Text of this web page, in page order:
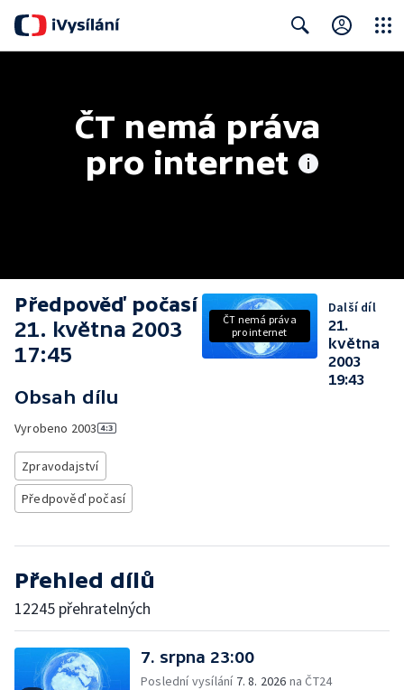
ČT nemá práva
pro internet
Předpověď počasí
21. května 2003
17:45
Obsah dílu
Vyrobeno 2003
Zpravodajství
Předpověď počasí
ČT nemá práva
pro internet
Další díl
21.
května
2003
19:43
Přehled dílů
12245 přehratelných
7. srpna 23:00
Poslední vysílání 7. 8. 2026 na ČT24